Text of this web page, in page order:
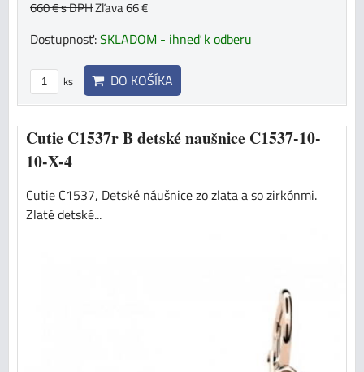
660 €s DPHZľava 66 €
Dostupnosť:SKLADOM - ihneď k odberu
ks DO KOŠÍKA
Cutie C1537r B detské naušnice C1537-10-
10-X-4
Cutie C1537, Detské náušnice zo zlata a so zirkónmi.
Zlaté detské...